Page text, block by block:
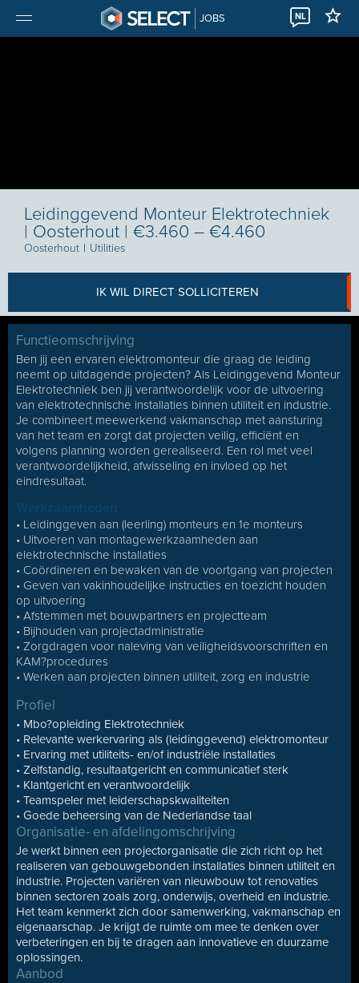
JOBS NL
Leidinggevend Monteur Elektrotechniek
| Oosterhout | €3.460 – €4.460
Oosterhout I Utilities
IK WIL DIRECT SOLLICITEREN
Functieomschrijving
Ben jij een ervaren elektromonteur die graag de leiding
neemt op uitdagende projecten? Als Leidinggevend Monteur
Elektrotechniek ben jij verantwoordelijk voor de uitvoering
van elektrotechnische installaties binnen utiliteit en industrie.
Je combineert meewerkend vakmanschap met aansturing
van het team en zorgt dat projecten veilig, efficiënt en
volgens planning worden gerealiseerd. Een rol met veel
verantwoordelijkheid, afwisseling en invloed op het
eindresultaat.
• Leidinggeven aan (leerling) monteurs en 1e monteurs
• Uitvoeren van montagewerkzaamheden aan
elektrotechnische installaties
• Coördineren en bewaken van de voortgang van projecten
• Geven van vakinhoudelijke instructies en toezicht houden
op uitvoering
• Afstemmen met bouwpartners en projectteam
• Bijhouden van projectadministratie
• Zorgdragen voor naleving van veiligheidsvoorschriften en
KAM?procedures
• Werken aan projecten binnen utiliteit, zorg en industrie
Profiel
• Mbo?opleiding Elektrotechniek
• Relevante werkervaring als (leidinggevend) elektromonteur
• Ervaring met utiliteits- en/of industriële installaties
• Zelfstandig, resultaatgericht en communicatief sterk
• Klantgericht en verantwoordelijk
• Teamspeler met leiderschapskwaliteiten
• Goede beheersing van de Nederlandse taal
Organisatie- en afdelingomschrijving
Je werkt binnen een projectorganisatie die zich richt op het
realiseren van gebouwgebonden installaties binnen utiliteit en
industrie. Projecten variëren van nieuwbouw tot renovaties
binnen sectoren zoals zorg, onderwijs, overheid en industrie.
Het team kenmerkt zich door samenwerking, vakmanschap en
eigenaarschap. Je krijgt de ruimte om mee te denken over
verbeteringen en bij te dragen aan innovatieve en duurzame
oplossingen.
Aanbod